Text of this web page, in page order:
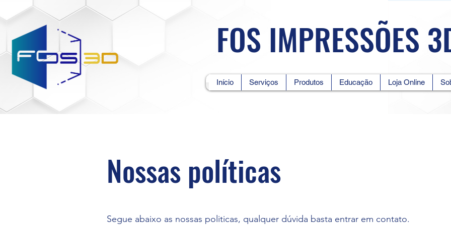
FOS IMPRESSÕES
Início Serviços Produtos Educação Loja Online
Nossas políticas
Segue abaixo as nossas politicas, qualquer dúvida basta entrar em contato.